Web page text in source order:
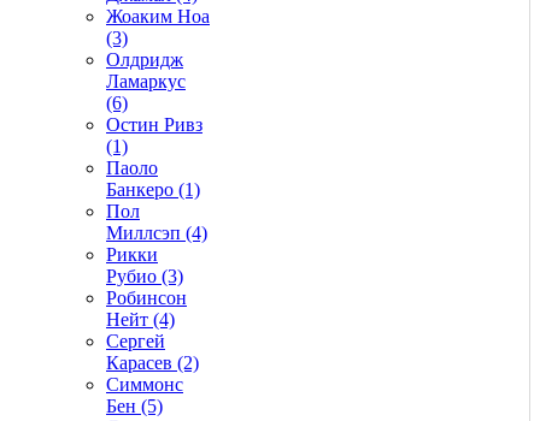
Жоаким Ноа
(3)
Олдридж
Ламаркус
(6)
Остин Ривз
(1)
Паоло
Банкеро (1)
Пол
Миллсэп (4)
Рикки
Рубио (3)
Робинсон
Нейт (4)
Сергей
Карасев (2)
Симмонс
Бен (5)